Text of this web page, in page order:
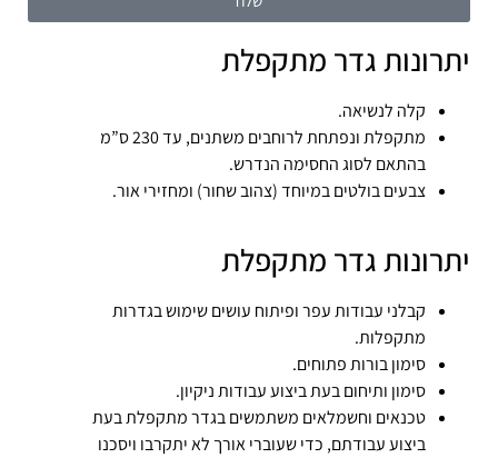
יתרונות גדר מתקפלת
קלה לנשיאה.
מתקפלת ונפתחת לרוחבים משתנים, עד 230 ס”מ
בהתאם לסוג החסימה הנדרש.
צבעים בולטים במיוחד (צהוב שחור) ומחזירי אור.
יתרונות גדר מתקפלת
קבלני עבודות עפר ופיתוח עושים שימוש בגדרות
מתקפלות.
סימון בורות פתוחים.
סימון ותיחום בעת ביצוע עבודות ניקיון.
טכנאים וחשמלאים משתמשים בגדר מתקפלת בעת
ביצוע עבודתם, כדי שעוברי אורך לא יתקרבו ויסכנו